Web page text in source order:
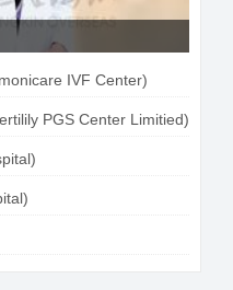
IVF Center)
PGS Center Limitied)